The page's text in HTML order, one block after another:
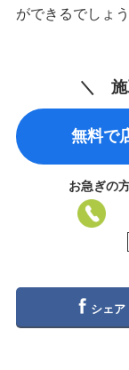
ができるでしょう
＼ 施
無料で
お急ぎの
シェア